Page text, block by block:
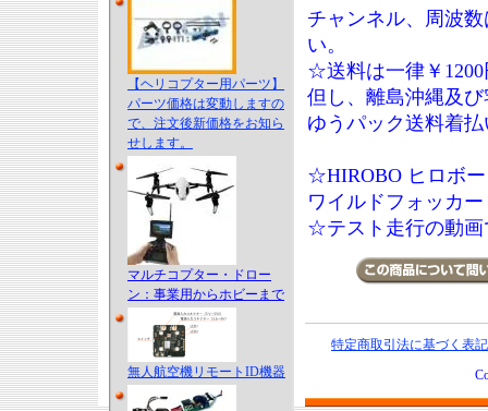
【ヘリコプター用パーツ】
パーツ価格は変動しますの
で、注文後新価格をお知ら
せします。
マルチコプター・ドロー
ン：事業用からホビーまで
無人航空機リモートID機器
チャンネル、周波
い。
☆送料は一律￥
但し、離島沖縄及
ゆうパック送料着
☆HIROBO ヒロボー
ワイルドフォッカ
☆テスト走行の動
特定商取引法に基づく表記